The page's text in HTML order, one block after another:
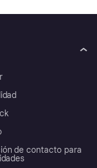
de contacto para